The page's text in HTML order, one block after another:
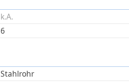
k.A.
6
Stahlrohr